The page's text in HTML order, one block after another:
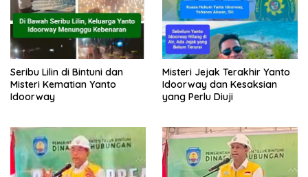
Seribu Lilin di Bintuni dan
Misteri Kematian Yanto
Idoorway
Misteri Jejak Terakhir Yanto
Idoorway dan Kesaksian
yang Perlu Diuji